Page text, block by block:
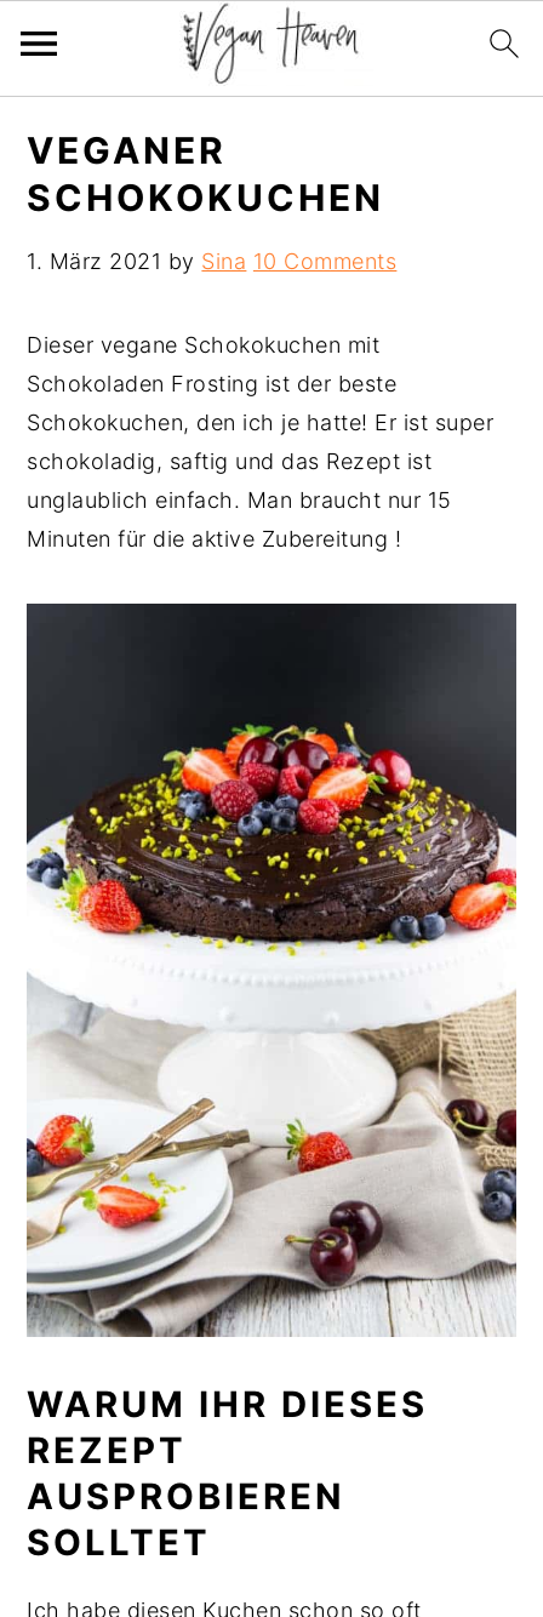
primary
main
primary
VEGANER
SCHOKOKUCHEN
1. März 2021 by Sina 10 Comments
Dieser vegane Schokokuchen mit
Schokoladen Frosting ist der beste
Schokokuchen, den ich je hatte! Er ist super
schokoladig, saftig und das Rezept ist
unglaublich einfach. Man braucht nur 15
Minuten für die aktive Zubereitung !
WARUM IHR DIESES
REZEPT
AUSPROBIEREN
SOLLTET
Ich habe diesen Kuchen schon so oft